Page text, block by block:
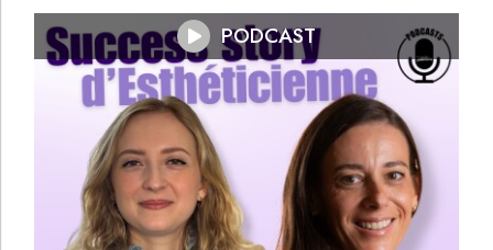
PODCAST